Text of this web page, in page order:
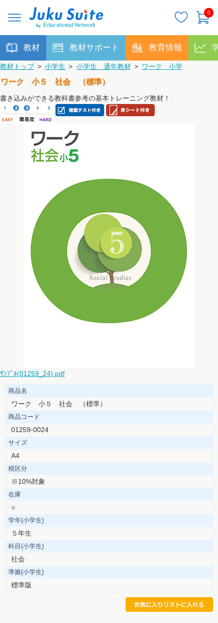
0
教材 教材サポート 教育情報
教材トップ > 小学生 > 小学生 通年教材 > ワーク 小学
ワーク 小５ 社会 （標準）
書き込みができる教科書参考の基本トレーニング教材！
ｻﾝﾌﾟﾙ(01259_24).pdf
商品名
ワーク 小５ 社会 （標準）
商品コード
01259-0024
サイズ
A4
税区分
※10%対象
在庫
○
学年(小学生)
５年生
科目(小学生)
社会
準拠(小学生)
標準版